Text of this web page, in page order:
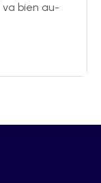
va bien au-